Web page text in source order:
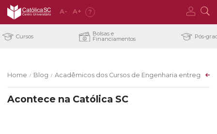
A- A+ ?
Cursos Bolsas e
Financiamentos Pós-
Home / Blog / Acadêmicos dos Cursos de Engenharia entregam
Acontece na Católica SC